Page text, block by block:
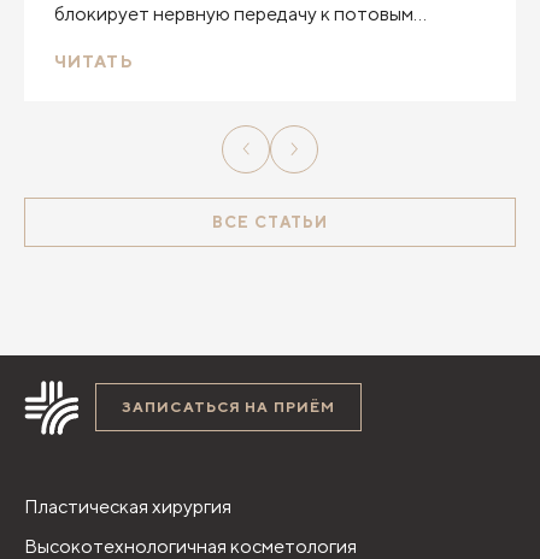
блокирует нервную передачу к потовым
потоотделение почти на год.
ЧИТАТЬ
ВСЕ СТАТЬИ
ЗАПИСАТЬСЯ НА ПРИЁМ
Пластическая хирургия
Высокотехнологичная косметология